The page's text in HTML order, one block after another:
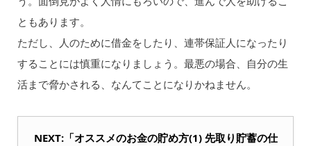
ともあります。
ただし、人のために借金をしたり、連帯保証人になったり
することには慎重になりましょう。最悪の場合、自分の生
活まで脅かされる、なんてことになりかねません。
NEXT:「オススメのお金の貯め方(1) 先取り貯蓄の仕